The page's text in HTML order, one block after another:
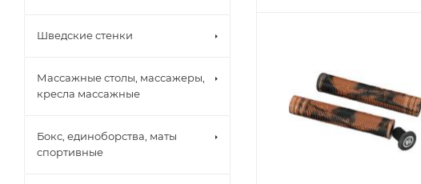
Шведские стенки
Массажные столы, массажеры,
кресла массажные
Бокс, единоборства, маты
спортивные